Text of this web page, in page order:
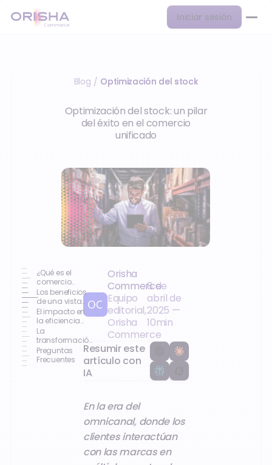
Iniciar sesión
Blog / Optimización del stock
Optimización del stock: un pilar
del éxito en el comercio
unificado
¿Qué es el
comercio
unificado?
Los beneficios
de una vista
centralizada
de inventarios
El impacto en
la eficiencia
operativa
La
transformación
del comercio
unificado
Preguntas
Frecuentes
Orisha
Commerce
Equipo
editorial,
Orisha
Commerce
8 de
abril de
2025 —
10min
Resumir este
artículo con
IA
En la era del
omnicanal, donde los
clientes interactúan
con las marcas en